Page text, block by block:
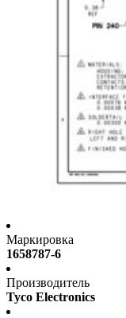
Маркировка
1658787-6
Производитель
Tyco Electronics